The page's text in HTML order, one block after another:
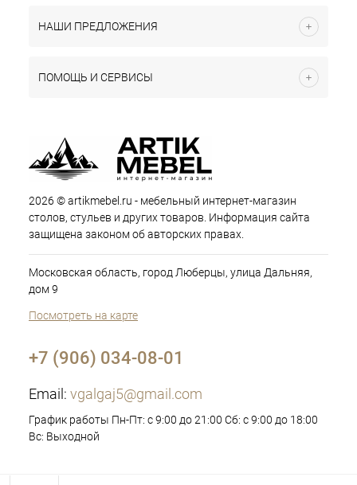
НАШИ ПРЕДЛОЖЕНИЯ
ПОМОЩЬ И СЕРВИСЫ
2026 © artikmebel.ru - мебельный интернет-магазин
столов, стульев и других товаров. Информация сайта
защищена законом об авторских правах.
Московская область, город Люберцы, улица Дальняя,
дом 9
Посмотреть на карте
+7 (906) 034-08-01
Email: vgalgaj5@gmail.com
График работы Пн-Пт: с 9:00 до 21:00 Сб: с 9:00 до 18:00
Вс: Выходной